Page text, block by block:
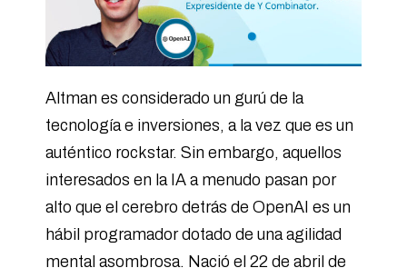
Altman es considerado un gurú de la
tecnología e inversiones, a la vez que es un
auténtico rockstar. Sin embargo, aquellos
interesados en la IA a menudo pasan por
alto que el cerebro detrás de OpenAI es un
hábil programador dotado de una agilidad
mental asombrosa. Nació el 22 de abril de